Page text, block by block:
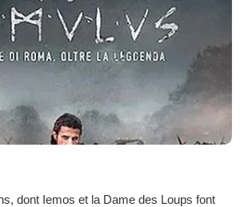
dont Iemos et la Dame des Loups font